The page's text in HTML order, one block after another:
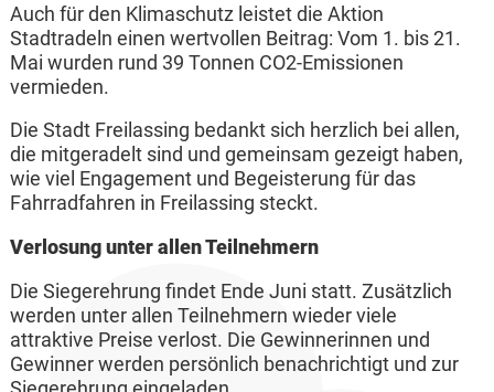
Auch für den Klimaschutz leistet die Aktion
Stadtradeln einen wertvollen Beitrag: Vom 1. bis 21.
Mai wurden rund 39 Tonnen CO2-Emissionen
vermieden.
Die Stadt Freilassing bedankt sich herzlich bei allen,
die mitgeradelt sind und gemeinsam gezeigt haben,
wie viel Engagement und Begeisterung für das
Fahrradfahren in Freilassing steckt.
Verlosung unter allen Teilnehmern
Die Siegerehrung findet Ende Juni statt. Zusätzlich
werden unter allen Teilnehmern wieder viele
attraktive Preise verlost. Die Gewinnerinnen und
Gewinner werden persönlich benachrichtigt und zur